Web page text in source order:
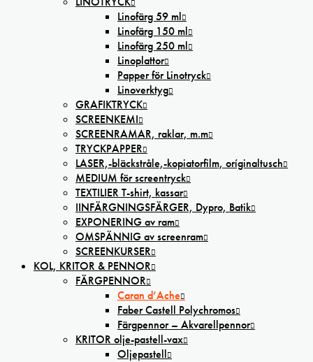
Linofärg 59 ml
Linofärg 150 ml
Linofärg 250 ml
Linoplattor
Papper för Linotryck
Linoverktyg
GRAFIKTRYCK
SCREENKEMI
SCREENRAMAR, raklar, m.m
TRYCKPAPPER
LASER,-bläckstråle,-kopiatorfilm, oríginaltusch
MEDIUM för screentryck
TEXTILIER T-shirt, kassar
IINFÄRGNINGSFÄRGER, Dypro, Batik
EXPONERING av ram
OMSPÄNNIG av screenram
SCREENKURSER
KOL, KRITOR & PENNOR
FÄRGPENNOR
Caran d’Ache
Faber Castell Polychromos
Färgpennor – Akvarellpennor
KRITOR olje-pastell-vax
Oljepastell